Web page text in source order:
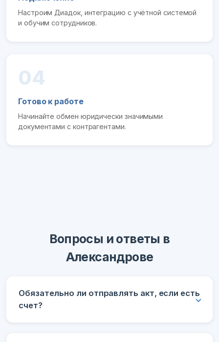
Настроим Диадок, интеграцию с учётной системой
и обучим сотрудников.
04
Готово к работе
Начинайте обмен юридически значимыми
документами с контрагентами.
Вопросы и ответы в
Александрове
Обязательно ли отправлять акт, если есть
счет?